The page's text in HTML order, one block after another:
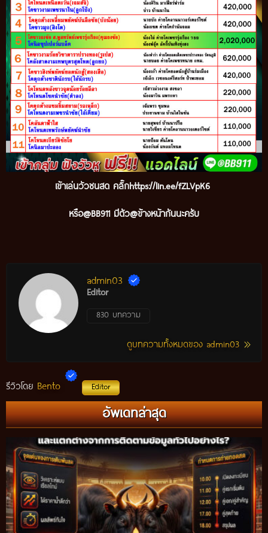
เข้าเล่นวัวชนสด คลิ๊กhttps://lin.ee/fZLVpK6
หรือ@BB911 มีตัว@ข้างหน้ากันนะครับ
admin03
Editor
830 บทความ
ดูบทความทั้งหมดของ admin03
รีวิวโดย Bento Editor
อัพเดทล่าสุด